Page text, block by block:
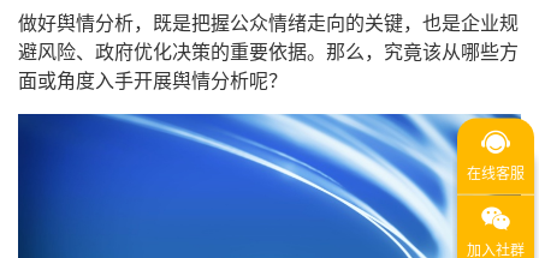
做好舆情分析，既是把握公众情绪走向的关键，也是企业规
避风险、政府优化决策的重要依据。那么，究竟该从哪些方
面或角度入手开展舆情分析呢？